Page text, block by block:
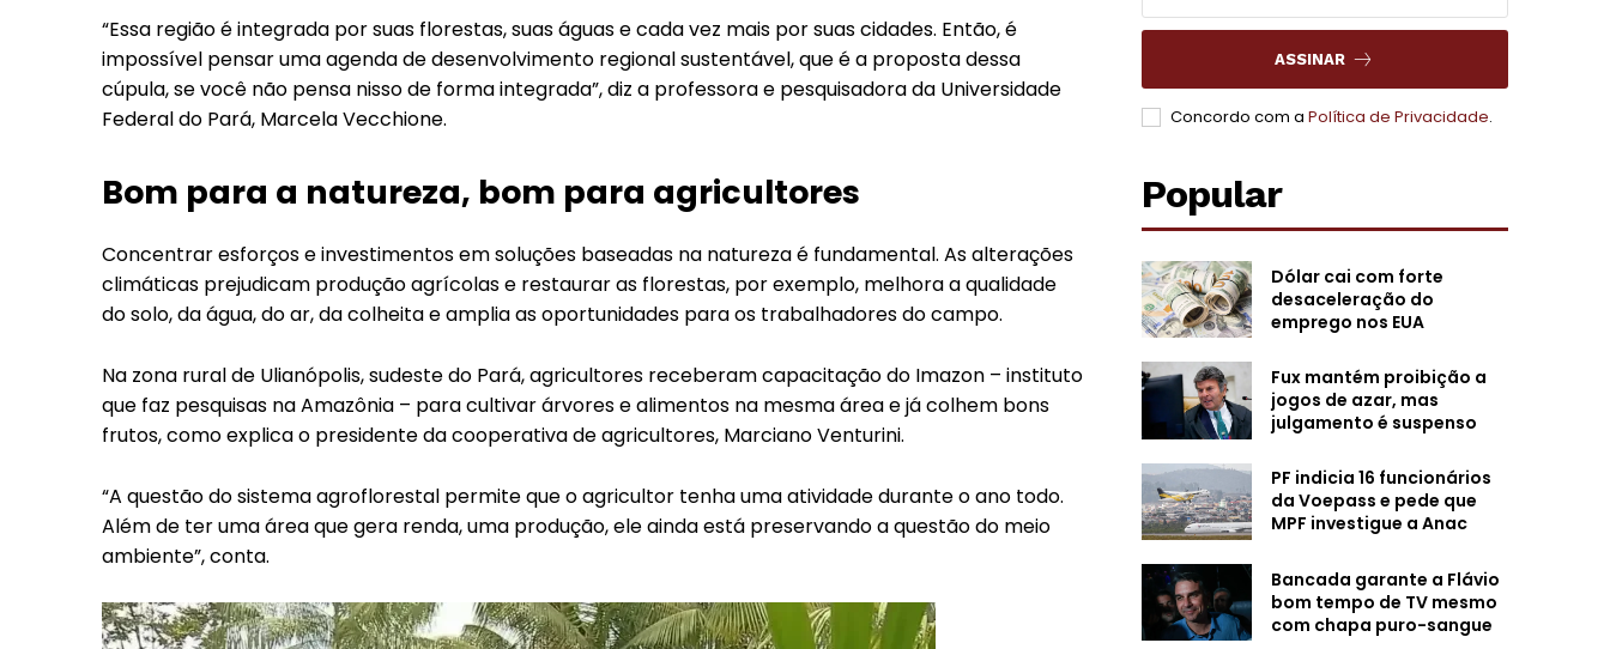
“Essa região é integrada por suas florestas, suas águas e cada vez mais por suas cidades. Então, é
impossível pensar uma agenda de desenvolvimento regional sustentável, que é a proposta dessa
cúpula, se você não pensa nisso de forma integrada”, diz a professora e pesquisadora da Universidade
Federal do Pará, Marcela Vecchione.
Bom para a natureza, bom para agricultores
Concentrar esforços e investimentos em soluções baseadas na natureza é fundamental. As alterações
climáticas prejudicam produção agrícolas e restaurar as florestas, por exemplo, melhora a qualidade
do solo, da água, do ar, da colheita e amplia as oportunidades para os trabalhadores do campo.
Na zona rural de Ulianópolis, sudeste do Pará, agricultores receberam capacitação do Imazon – instituto
que faz pesquisas na Amazônia – para cultivar árvores e alimentos na mesma área e já colhem bons
frutos, como explica o presidente da cooperativa de agricultores, Marciano Venturini.
“A questão do sistema agroflorestal permite que o agricultor tenha uma atividade durante o ano todo.
Além de ter uma área que gera renda, uma produção, ele ainda está preservando a questão do meio
ambiente”, conta.
ASSINAR
Concordo com a Política de Privacidade.
Popular
Dólar cai com forte
desaceleração do
emprego nos EUA
Fux mantém proibição a
jogos de azar, mas
julgamento é suspenso
PF indicia 16 funcionários
da Voepass e pede que
MPF investigue a Anac
Bancada garante a Flávio
bom tempo de TV mesmo
com chapa puro-sangue